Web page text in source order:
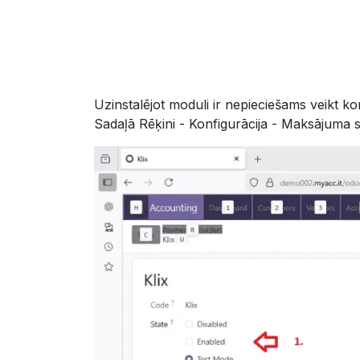
Uzinstalējot moduli ir nepieciešams veikt
Sadaļā Rēķini - Konfigurācija - Maksājuma